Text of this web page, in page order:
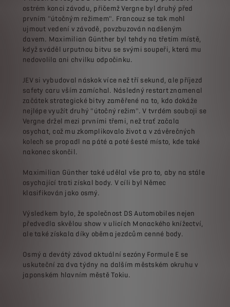
ostrém konci závodu, přičemž Vergne byl druhý před
prvním "útočným režimem". Francouz se tak mohl
ujmout vedení v závodě, povzbuzován nadšeným
davem. Maximilian Günther byl tehdy na třetím místě,
když sváděl urputnou bitvu se svými soupeři, která mu
nedovolila ani chvilku odpočinku.
JEV si vybudoval náskok více než tří sekund, ale příjezd
safety caru vším zamíchal. Následný restart znamenal
začátek strategické bitvy zaměřené na to, kdo dokáže
nejlépe využít druhý "útočný režim". V tvrdém souboji se
Vergne držel mezi prvními třemi, než trať začala
osychat, což mu zkomplikovalo život a v závěrečných
kolech se propadl na páté a poté šesté místo, kde také
nakonec skončil.
Maximilian Günther také udělal vše pro to, aby na stále
osychající trati získal body. V cíli byl Němec
klasifikován jako osmý.
Výsledkem bylo, že společnost DS Automobiles nejen
předvedla skvělou show v ulicích Monackého knížectví,
ale také získala díky oběma jezdcům cenné body.
Osmý a devátý závod aktuální sezóny Formule E se
uskuteční za dva týdny na dalším městském okruhu v
japonském hlavním městě Tokiu.